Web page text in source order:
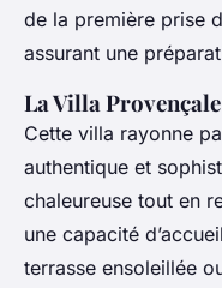
de la première prise
assurant une
La Villa Provençale
Cette villa rayonne
authentique et
chaleureuse tout en
une capacité
terrasse ensoleillée